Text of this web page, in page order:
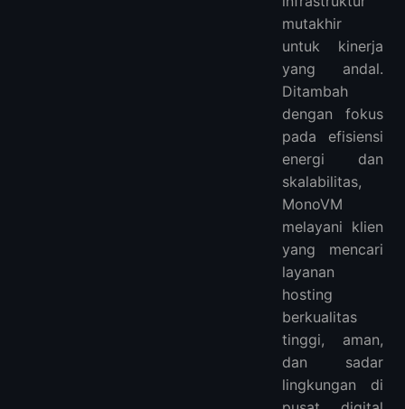
mutakhir
untuk kinerja
yang andal.
Ditambah
dengan fokus
pada efisiensi
energi dan
skalabilitas,
MonoVM
melayani klien
yang mencari
layanan
hosting
berkualitas
tinggi, aman,
dan sadar
lingkungan di